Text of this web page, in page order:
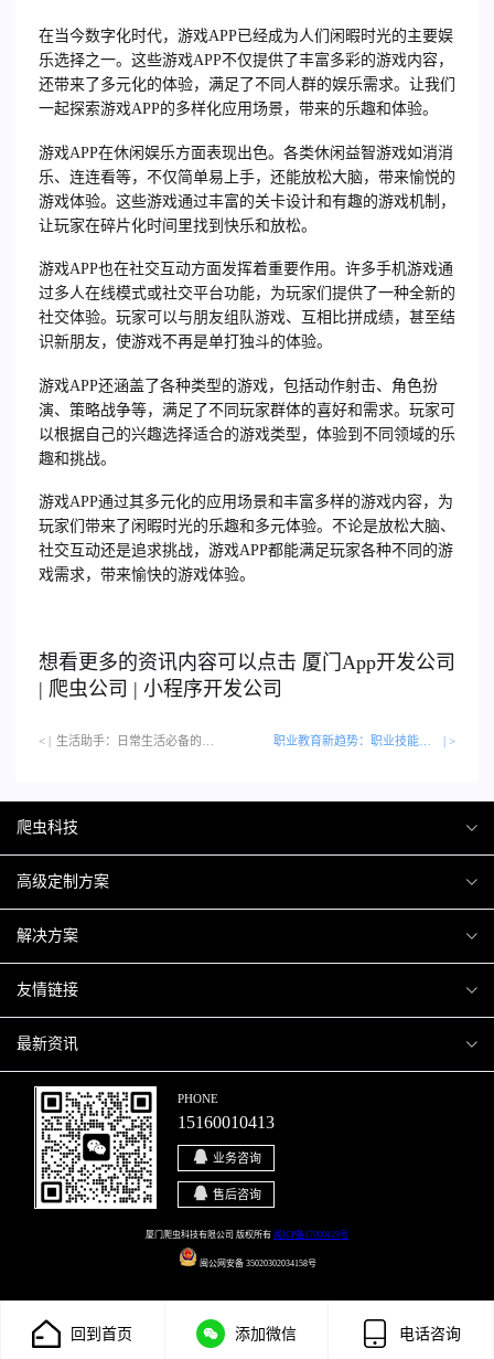
在当今数字化时代，游戏APP已经成为人们闲暇时光的主要娱
乐选择之一。这些游戏APP不仅提供了丰富多彩的游戏内容，
还带来了多元化的体验，满足了不同人群的娱乐需求。让我们
一起探索游戏APP的多样化应用场景，带来的乐趣和体验。
游戏APP在休闲娱乐方面表现出色。各类休闲益智游戏如消消
乐、连连看等，不仅简单易上手，还能放松大脑，带来愉悦的
游戏体验。这些游戏通过丰富的关卡设计和有趣的游戏机制，
让玩家在碎片化时间里找到快乐和放松。
游戏APP也在社交互动方面发挥着重要作用。许多手机游戏通
过多人在线模式或社交平台功能，为玩家们提供了一种全新的
社交体验。玩家可以与朋友组队游戏、互相比拼成绩，甚至结
识新朋友，使游戏不再是单打独斗的体验。
游戏APP还涵盖了各种类型的游戏，包括动作射击、角色扮
演、策略战争等，满足了不同玩家群体的喜好和需求。玩家可
以根据自己的兴趣选择适合的游戏类型，体验到不同领域的乐
趣和挑战。
游戏APP通过其多元化的应用场景和丰富多样的游戏内容，为
玩家们带来了闲暇时光的乐趣和多元体验。不论是放松大脑、
社交互动还是追求挑战，游戏APP都能满足玩家各种不同的游
戏需求，带来愉快的游戏体验。
想看更多的资讯内容可以点击 厦门 App开发公司
| 爬虫公司 | 小程序开发公司
< | | >
爬虫科技
爬虫案例
关于爬虫
高级定制方案
H5互动营销
微信小程序
移动APP
解决方案
商城解决方案
商城会员积分商城解决方案
网站解决方案
智慧校园解决方案
智慧停车解决方案
友情链接
厦门小程序开发
厦门APP开发
厦门微商城开发
博客园
最新资讯
行业资讯
爬虫动态
PHONE
15160010413
业务咨询
售后咨询
厦门爬虫科技有限公司 版权所有 闽ICP备17000429号
闽公网安备 35020302034158号
回到首页 添加微信 电话咨询